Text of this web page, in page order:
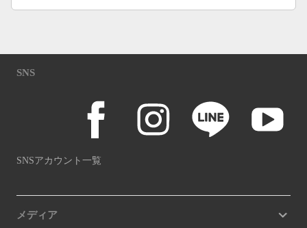
SNS
SNSアカウント一覧
メディア